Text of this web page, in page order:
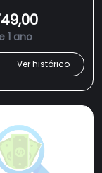
1 ano
Ver histórico